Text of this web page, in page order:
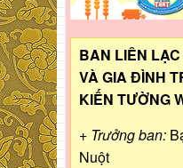
BAN LIÊN
VÀ GIA ĐÌNH
KIẾN TƯỜNG
+ Trưởng ban:
Nuột